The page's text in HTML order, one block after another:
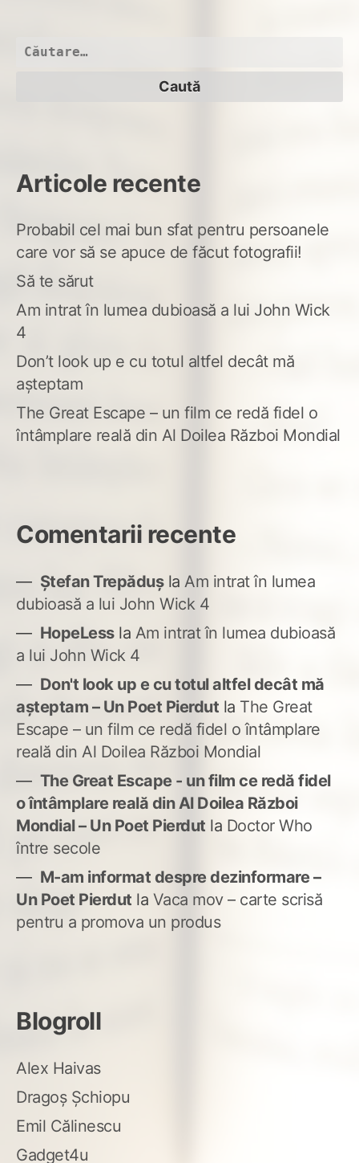
Caută
Articole recente
Probabil cel mai bun sfat pentru persoanele
care vor să se apuce de făcut fotografii!
Să te sărut
Am intrat în lumea dubioasă a lui John Wick
4
Don’t look up e cu totul altfel decât mă
așteptam
The Great Escape – un film ce redă fidel o
întâmplare reală din Al Doilea Război Mondial
Comentarii recente
Ștefan Trepădușla Am intrat în lumea
dubioasă a lui John Wick 4
HopeLessla Am intrat în lumea dubioasă
a lui John Wick 4
Don't look up e cu totul altfel decât mă
așteptam – Un Poet Pierdut la The Great
Escape – un film ce redă fidel o întâmplare
reală din Al Doilea Război Mondial
The Great Escape - un film ce redă fidel
o întâmplare reală din Al Doilea Război
Mondial – Un Poet Pierdut la Doctor Who
între secole
M-am informat despre dezinformare –
Un Poet Pierdut la Vaca mov – carte scrisă
pentru a promova un produs
Blogroll
Alex Haivas
Dragoș Șchiopu
Emil Călinescu
Gadget4u